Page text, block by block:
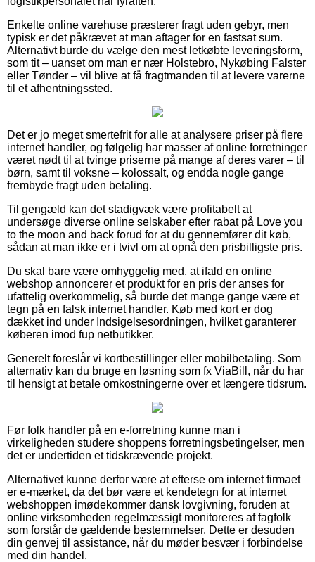
Enkelte online varehuse præsterer fragt uden gebyr, men
typisk er det påkrævet at man aftager for en fastsat sum.
Alternativt burde du vælge den mest letkøbte leveringsform,
som tit – uanset om man er nær Holstebro, Nykøbing Falster
eller Tønder – vil blive at få fragtmanden til at levere varerne
til et afhentningssted.
Det er jo meget smertefrit for alle at analysere priser på flere
internet handler, og følgelig har masser af online forretninger
været nødt til at tvinge priserne på mange af deres varer – til
børn, samt til voksne – kolossalt, og endda nogle gange
frembyde fragt uden betaling.
Til gengæld kan det stadigvæk være profitabelt at
undersøge diverse online selskaber efter rabat på Love you
to the moon and back forud for at du gennemfører dit køb,
sådan at man ikke er i tvivl om at opnå den prisbilligste pris.
Du skal bare være omhyggelig med, at ifald en online
webshop annoncerer et produkt for en pris der anses for
ufattelig overkommelig, så burde det mange gange være et
tegn på en falsk internet handler. Køb med kort er dog
dækket ind under Indsigelsesordningen, hvilket garanterer
køberen imod fup netbutikker.
Generelt foreslår vi kortbestillinger eller mobilbetaling. Som
alternativ kan du bruge en løsning som fx ViaBill, når du har
til hensigt at betale omkostningerne over et længere tidsrum.
Før folk handler på en e-forretning kunne man i
virkeligheden studere shoppens forretningsbetingelser, men
det er undertiden et tidskrævende projekt.
Alternativet kunne derfor være at efterse om internet firmaet
er e-mærket, da det bør være et kendetegn for at internet
webshoppen imødekommer dansk lovgivning, foruden at
online virksomheden regelmæssigt monitoreres af fagfolk
som forstår de gældende bestemmelser. Dette er desuden
din genvej til assistance, når du møder besvær i forbindelse
med din handel.